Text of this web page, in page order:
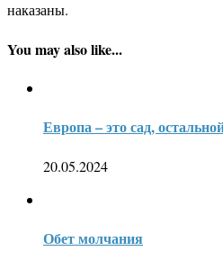
наказаны.
You may also like...
Европа – это сад,
20.05.2024
Обет молчания